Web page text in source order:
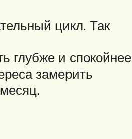
цикл. Так
глубже и спокойнее
замерить